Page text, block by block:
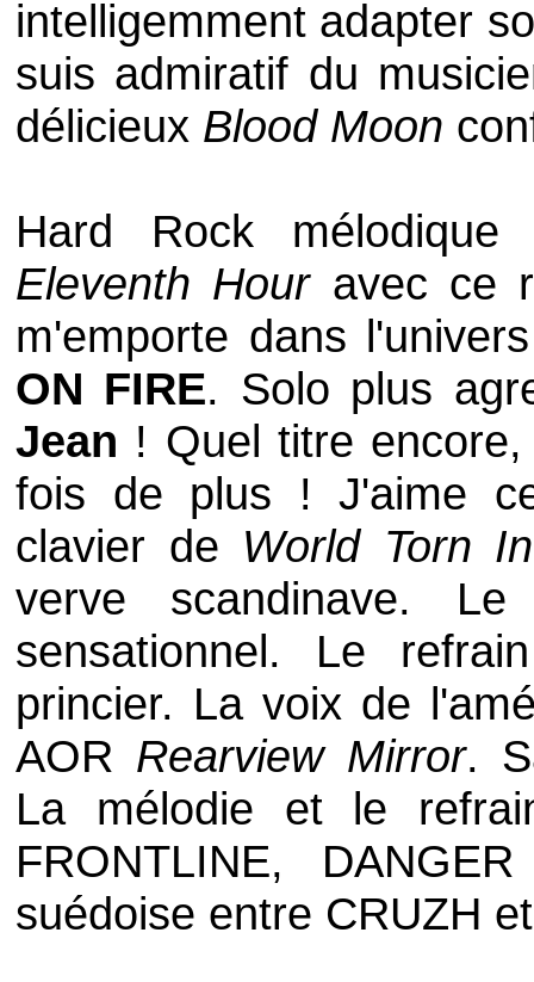
intelligemment adapter
suis admiratif du
délicieux Blood Moon
Hard Rock
Eleventh Houravec ce
m'emporte dans
ON FIRE. Solo plus
Jean ! Quel titre
fois de plus ! J'aime
clavier de World Torn
verve scandinave.
sensationnel. Le
princier. La voix de
AOR Rearview Mirror.
La mélodie et le
FRONTLINE,
suédoise entre CRUZH